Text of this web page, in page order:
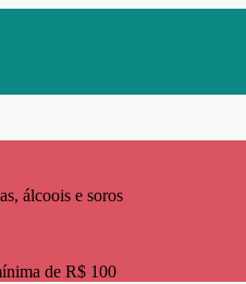
álcoois e soros
de R$ 100